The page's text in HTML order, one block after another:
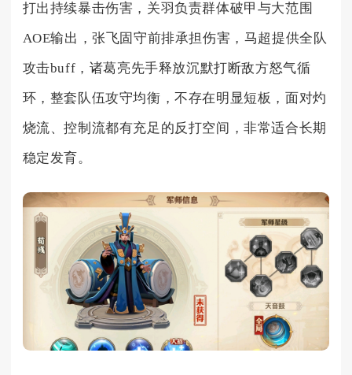
打出持续暴击伤害，关羽负责群体破甲与大范围
AOE输出，张飞固守前排承担伤害，马超提供全队
攻击buff，诸葛亮先手释放沉默打断敌方怒气循
环，整套队伍攻守均衡，不存在明显短板，面对灼
烧流、控制流都有充足的反打空间，非常适合长期
稳定发育。